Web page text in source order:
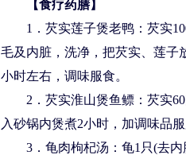
【食疗药膳】
1．芡实莲子煲老鸭：芡实
毛及内脏，洗净，把芡实、莲
小时左右，调味服食。
2．芡实淮山煲鱼鳔：芡实60
入砂锅内煲煮2小时，加调味品服
3．龟肉枸杞汤：龟1只(去内